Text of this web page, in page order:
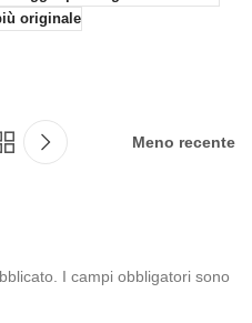
originale
Meno recente
I campi obbligatori sono